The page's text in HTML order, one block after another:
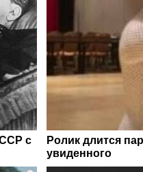
с
Ролик длится
увиденного